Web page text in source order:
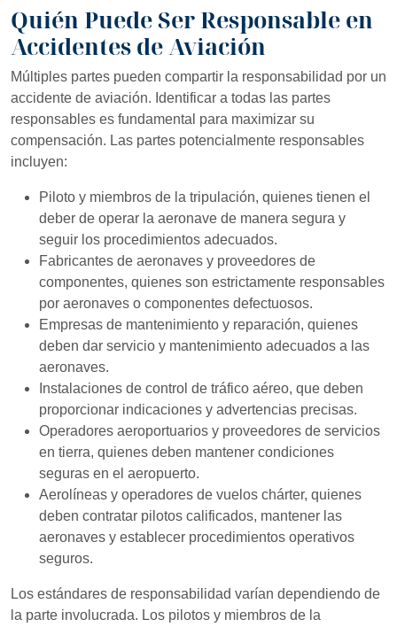
Riverside Office
Answering Service
24/7
Office Hours
Monday
8:30 AM – 5:00
PM
Tuesday
8:30 AM – 5:00
PM
Wednesday
8:30 AM – 5:00
PM
Thursday
PM
Friday
8:30 AM – 5:00
PM
Saturday
Sunday Closed
Quién Puede Ser Responsable en
Accidentes de Aviación
Múltiples partes pueden compartir la responsabilidad por un
accidente de aviación. Identificar a todas las partes
responsables es fundamental para maximizar su
compensación. Las partes potencialmente responsables
incluyen:
Piloto y miembros de la tripulación, quienes tienen el
deber de operar la aeronave de manera segura y
seguir los procedimientos adecuados.
Fabricantes de aeronaves y proveedores de
componentes, quienes son estrictamente responsables
por aeronaves o componentes defectuosos.
Empresas de mantenimiento y reparación, quienes
deben dar servicio y mantenimiento adecuados a las
aeronaves.
Instalaciones de control de tráfico aéreo, que deben
proporcionar indicaciones y advertencias precisas.
Operadores aeroportuarios y proveedores de servicios
en tierra, quienes deben mantener condiciones
seguras en el aeropuerto.
Aerolíneas y operadores de vuelos chárter, quienes
deben contratar pilotos calificados, mantener las
aeronaves y establecer procedimientos operativos
seguros.
Los estándares de responsabilidad varían dependiendo de
la parte involucrada. Los pilotos y miembros de la